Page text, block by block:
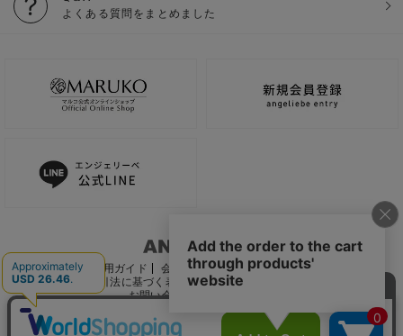
よくある質問をまとめました
ご利用ガイド 会社概要 電子公告
利用規約
特定商取引法に基づく表記
個人情報保護方針
お問い合わせ